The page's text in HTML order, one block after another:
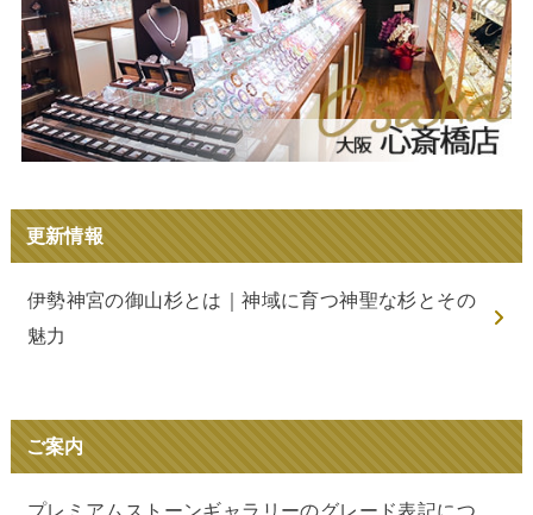
更新情報
伊勢神宮の御山杉とは｜神域に育つ神聖な杉とその
魅力
ご案内
プレミアムストーンギャラリーのグレード表記につ